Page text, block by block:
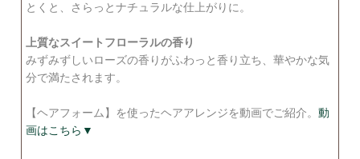
とくと、さらっとナチュラルな仕上がりに。
上質なスイートフローラルの香り
みずみずしいローズの香りがふわっと香り立ち、華やかな気
分で満たされます。
【ヘアフォーム】を使ったヘアアレンジを動画でご紹介。 動
画はこちら▼